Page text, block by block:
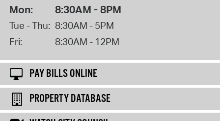
Mon: 8:30AM - 8PM
Tue - Thu: 8:30AM - 5PM
Fri:
8:30AM - 12PM
PAY BILLS ONLINE
PROPERTY DATABASE